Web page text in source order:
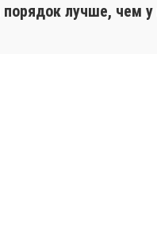
лучше, чем у